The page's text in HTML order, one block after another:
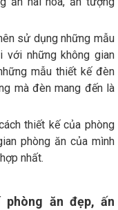
sử dụng những mẫu
những không gian
mẫu thiết kế đèn
mà đèn mang đến là
thiết kế của phòng
phòng ăn của mình
nhất.
ăn đẹp, ấn